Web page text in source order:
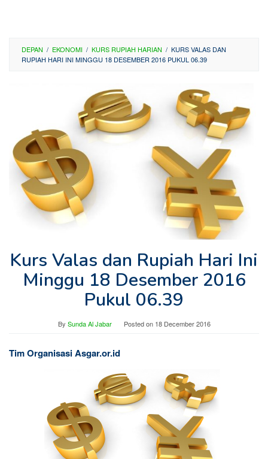
DEPAN / EKONOMI / KURS RUPIAH HARIAN / KURS VALAS DAN
RUPIAH HARI INI MINGGU 18 DESEMBER 2016 PUKUL 06.39
Kurs Valas dan Rupiah Hari Ini
Minggu 18 Desember 2016
Pukul 06.39
By Sunda Al Jabar Posted on 18 December 2016
Tim Organisasi Asgar.or.id